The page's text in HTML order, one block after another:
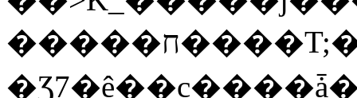
�����ח����T;�uU�w��oovW�N�\�v�̓��N��6xz��z^��s�;